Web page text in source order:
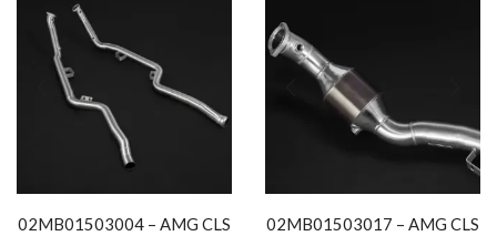
02MB01503004 – AMG CLS
02MB01503017 – AMG CLS